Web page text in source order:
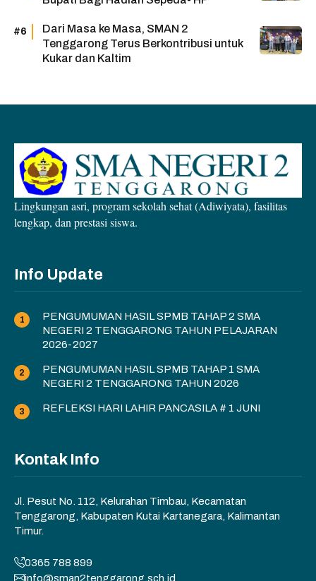
Dari Masa ke Masa, SMAN 2
Tenggarong Terus Berkontribusi untuk
Kukar dan Kaltim
Lingkungan asri, program sekolah sehat (Adiwiyata), fasilitas
lengkap, dan prestasi siswa.
Info Update
PENGUMUMAN HASIL SPMB TAHAP 2 SMA
NEGERI 2 TENGGARONG TAHUN PELAJARAN
2026-2027
PENGUMUMAN HASIL SPMB TAHAP 1 SMA
NEGERI 2 TENGGARONG TAHUN 2026
REFLEKSI HARI LAHIR PANCASILA # 1 JUNI
Kontak Info
Jl. Pesut No. 112, Kelurahan Timbau, Kecamatan
Tenggarong, Kabupaten Kutai Kartanegara, Kalimantan
Timur.
0365 788 899
info@sman2tenggarong.sch.id